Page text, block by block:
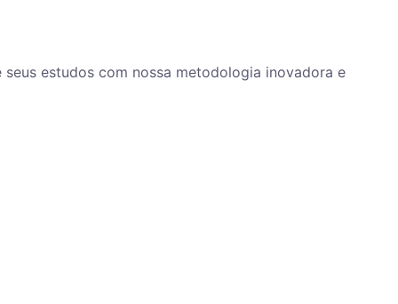
estudos com nossa metodologia inovadora e